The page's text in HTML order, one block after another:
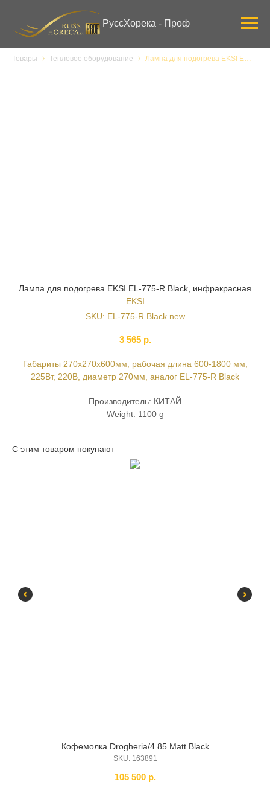
РуссХорека - Проф
Товары Тепловое оборудование
Лампа для подогрева EKSI EL-775-R Black, инфракрасная
EKSI
SKU: EL-775-R Black new
3 565 р.
Габариты 270х270х600мм, рабочая длина 600-1800 мм,
225Вт, 220В, диаметр 270мм, аналог EL-775-R Black
Производитель: КИТАЙ
Weight: 1100 g
С этим товаром покупают
Кофемолка Drogheria/4 85 Matt Black
SKU: 163891
105 500 р.